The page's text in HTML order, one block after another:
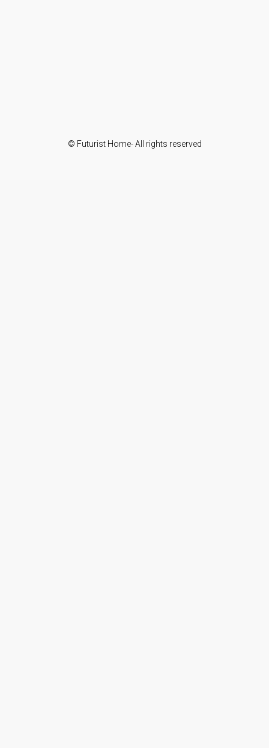
© Futurist Home- All rights reserved